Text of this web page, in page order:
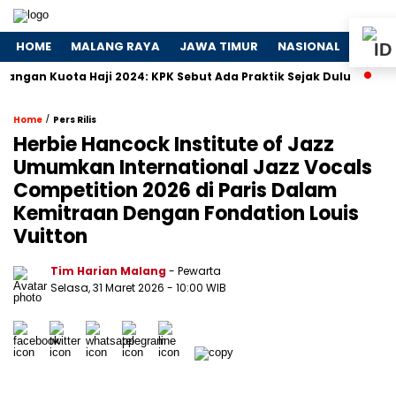
HOME MALANG RAYA JAWA TIMUR NASIONAL
Kuota Haji 2024: KPK Sebut Ada Praktik Sejak Dulu
Home / Pers Rilis
Herbie Hancock Institute of Jazz
Umumkan International Jazz Vocals
Competition 2026 di Paris Dalam
Kemitraan Dengan Fondation Louis
Vuitton
Tim Harian Malang- Pewarta
Selasa, 31 Maret 2026 - 10:00 WIB